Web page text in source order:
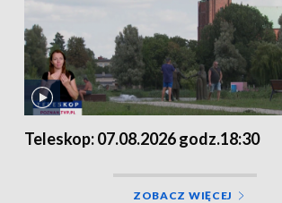
Teleskop: 07.08.2026 godz.18:30
ZOBACZ WIĘCEJ